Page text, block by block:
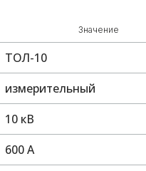
Значение
ТОЛ-10
измерительный
10 кВ
600 А